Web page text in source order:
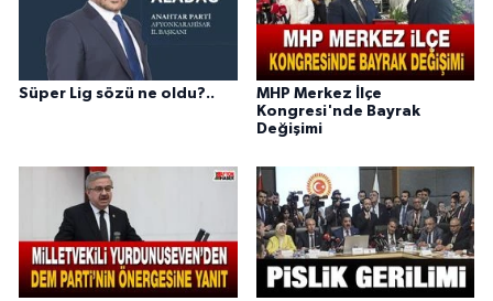
Süper Lig sözü ne oldu?..
MHP Merkez İlçe
Kongresi'nde Bayrak
Değişimi